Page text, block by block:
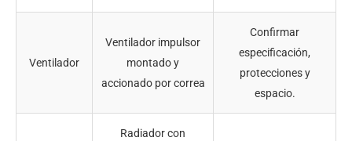
Ventilador
Ventilador impulsor
montado y
accionado por correa
Confirmar
especificación,
protecciones y
espacio.
Radiador con